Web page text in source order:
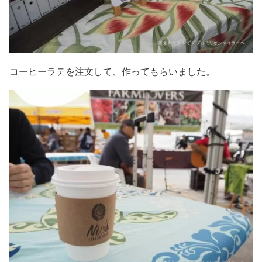
コーヒーラテを注文して、作ってもらいました。